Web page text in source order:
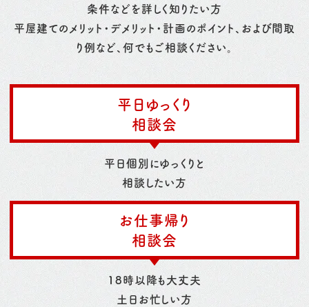
条件などを詳しく知りたい方
平屋建てのメリット・デメリット・計画のポイント、および間取
り例など、何でもご相談ください。
平日ゆっくり
相談会
平日個別にゆっくりと
相談したい方
お仕事帰り
相談会
18時以降も大丈夫
土日お忙しい方